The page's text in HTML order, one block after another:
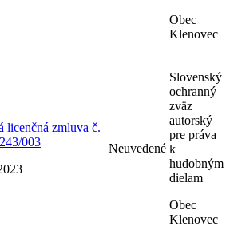
Obec
Klenovec
licenčná zmluva č.
003
Neuvedené
Slovenský
ochranný
zväz
autorský
pre práva
k
hudobným
dielam
Obec
Klenovec